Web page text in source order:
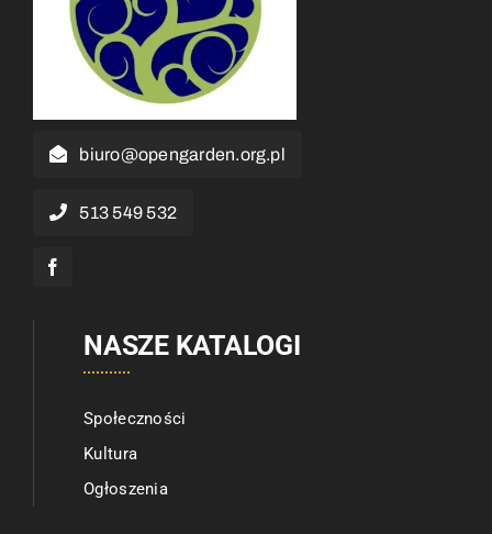
biuro@opengarden.org.pl
513 549 532
NASZE KATALOGI
Społeczności
Kultura
Ogłoszenia